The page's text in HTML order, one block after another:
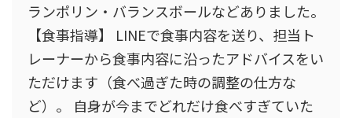
ランポリン・バランスボールなどありました。
【食事指導】 LINEで食事内容を送り、担当ト
レーナーから食事内容に沿ったアドバイスをい
ただけます（食べ過ぎた時の調整の仕方な
ど）。 自身が今までどれだけ食べすぎていた